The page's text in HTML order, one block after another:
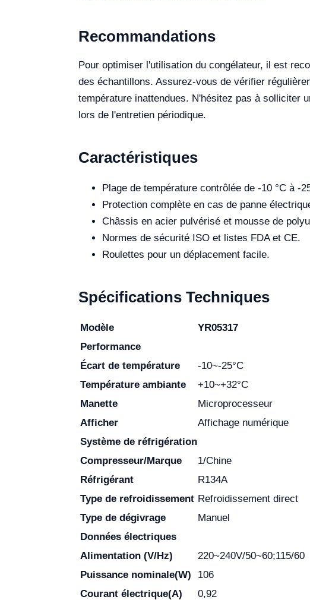
Recommandations
Pour optimiser l'utilisation du congélateur, il est
des échantillons. Assurez-vous de vérifier
température inattendues. N'hésitez pas à solliciter
lors de l'entretien périodique.
Caractéristiques
Plage de température contrôlée de -10 °C à -
Protection complète en cas de panne
Châssis en acier pulvérisé et mousse de
Normes de sécurité ISO et listes FDA et CE.
Roulettes pour un déplacement facile.
Spécifications Techniques
Modèle
YR05317
Performance
Écart de température
-10~-25°C
Température ambiante
+10~+32°C
Manette
Microprocesseur
Afficher
Affichage numérique
Système de réfrigération
Compresseur/Marque
1/Chine
Réfrigérant
R134A
Type de refroidissement Refroidissement direct
Type de dégivrage
Manuel
Données électriques
Alimentation (V/Hz)
220~240V/50~60;115/60
Puissance nominale(W)
106
Courant électrique(A)
0,92